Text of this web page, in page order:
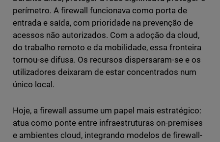
perímetro. A firewall funcionava como porta de
entrada e saída, com prioridade na prevenção de
acessos não autorizados. Com a adoção da cloud,
do trabalho remoto e da mobilidade, essa fronteira
tornou-se difusa. Os recursos dispersaram-se e os
utilizadores deixaram de estar concentrados num
único local.
Hoje, a firewall assume um papel mais estratégico:
atua como ponte entre infraestruturas on-premises
e ambientes cloud, integrando modelos de firewall-